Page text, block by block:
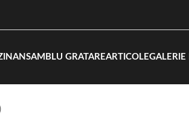
ANSAMBLU GRATAREARTICOLEGALERIE